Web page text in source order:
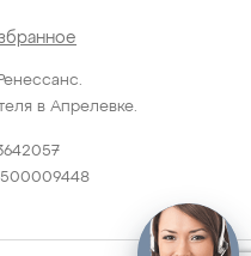
в Апрелевке.